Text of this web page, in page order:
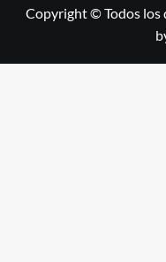
Copyright © Todos los